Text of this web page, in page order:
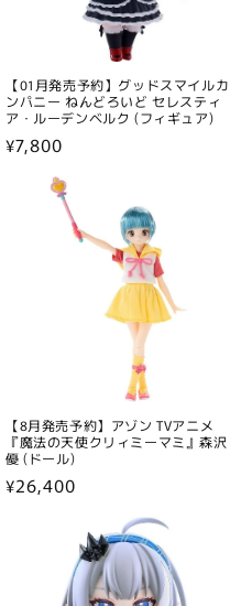
【01月発売予約】グッドスマイルカ
ンパニー ねんどろいど セレスティ
ア・ルーデンベルク (フィギュア)
通
¥7,800
【8月発売予約】アゾン TVアニメ
『魔法の天使クリィミーマミ』森沢
優 (ドール)
通
¥26,400